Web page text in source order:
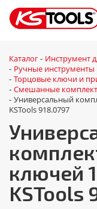
Каталог - Инструмент
- Ручные инструменты
- Торцовые ключи и
- Смешанные
- Универсальный
KSTools 918.0797
ключей
KSTools